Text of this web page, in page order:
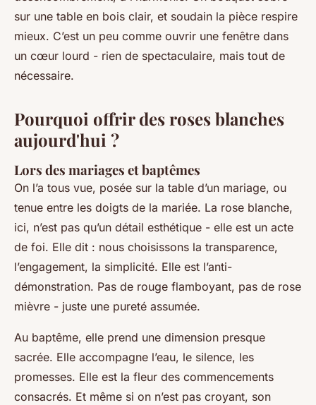
sur une table en bois clair, et soudain la pièce respire
mieux. C’est un peu comme ouvrir une fenêtre dans
un cœur lourd - rien de spectaculaire, mais tout de
nécessaire.
Pourquoi offrir des roses blanches
aujourd'hui ?
Lors des mariages et baptêmes
On l’a tous vue, posée sur la table d’un mariage, ou
tenue entre les doigts de la mariée. La rose blanche,
ici, n’est pas qu’un détail esthétique - elle est un acte
de foi. Elle dit : nous choisissons la transparence,
l’engagement, la simplicité. Elle est l’anti-
démonstration. Pas de rouge flamboyant, pas de rose
mièvre - juste une pureté assumée.
Au baptême, elle prend une dimension presque
sacrée. Elle accompagne l’eau, le silence, les
promesses. Elle est la fleur des commencements
consacrés. Et même si on n’est pas croyant, son